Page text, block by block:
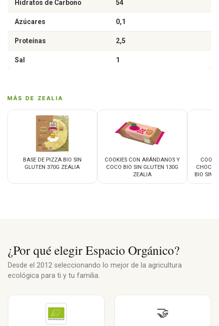
Hidratos de Carbono 54
Azúcares 0,1
Proteínas 2,5
Sal 1
MÁS DE ZEALIA
BASE DE PIZZA BIO SIN
GLUTEN 370G ZEALIA
COOKIES CON ARÁNDANOS Y
COCO BIO SIN GLUTEN 130G
ZEALIA
BIO SIN
¿Por qué elegir Espacio Orgánico?
Desde el 2012 seleccionando lo mejor de la agricultura
ecológica para ti y tu familia.
🤝